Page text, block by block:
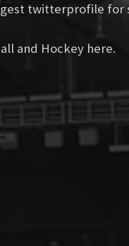
twitterprofile
and Hockey here.